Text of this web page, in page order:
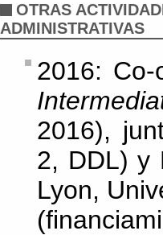
OTRAS
ADMINISTRATIVAS
2016:
2016),
2, DDL) y
Lyon,